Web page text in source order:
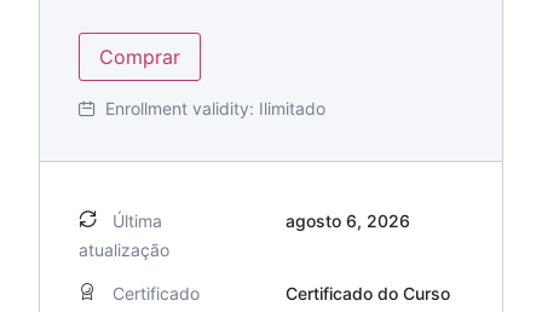
Comprar
Enrollment validity: Ilimitado
Última
atualização
agosto 6, 2026
Certificado Certificado do Curso